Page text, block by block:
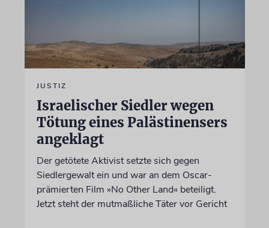
JUSTIZ
Israelischer Siedler wegen
Tötung eines Palästinensers
angeklagt
Der getötete Aktivist setzte sich gegen
Siedlergewalt ein und war an dem Oscar-
prämierten Film »No Other Land« beteiligt.
Jetzt steht der mutmaßliche Täter vor Gericht